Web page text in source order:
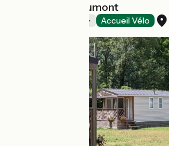
Camping de Saumont
Accueil Vélo